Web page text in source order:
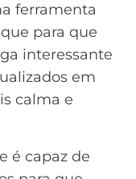
ferramenta
para que
interessante
em
calma e
é capaz de